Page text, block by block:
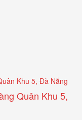
Quân Khu 5,